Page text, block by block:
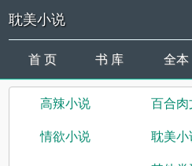
耽美小说
首 页 书 库 全本
高辣小说 百合肉
情欲小说 耽美小